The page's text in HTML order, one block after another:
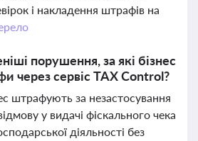
і накладення штрафів на
порушення, за які бізнес
через сервіс TAX Control?
штрафують за незастосування
у видачі фіскального чека
діяльності без